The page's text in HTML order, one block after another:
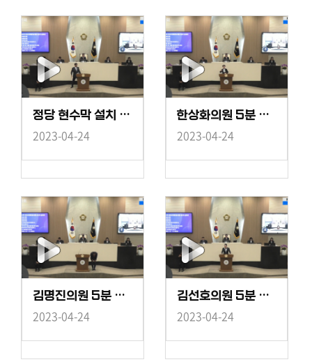
정당 현수막 설치 제도 개선 법령 정비 건의안 - 조상연의원
2023-04-24
한상화의원 5분 자유발언 - 임대 농기계 운반서비스 재시행 요청
2023-04-24
김명진의원 5분 자유발언 - 가축분뇨 해결을 위한 제언
2023-04-24
김선호의원 5분 자유발언 - 현대제철 본사 당진 이전에 힘 모아야
2023-04-24